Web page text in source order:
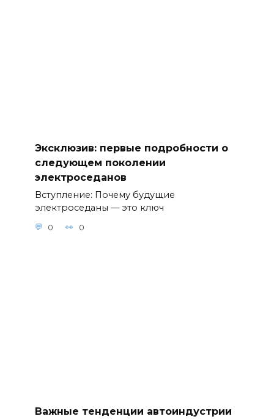
Эксклюзив: первые подробности о
следующем поколении
электроседанов
Вступление: Почему будущие
электроседаны — это ключ
0 0
Важные тенденции автоиндустрии